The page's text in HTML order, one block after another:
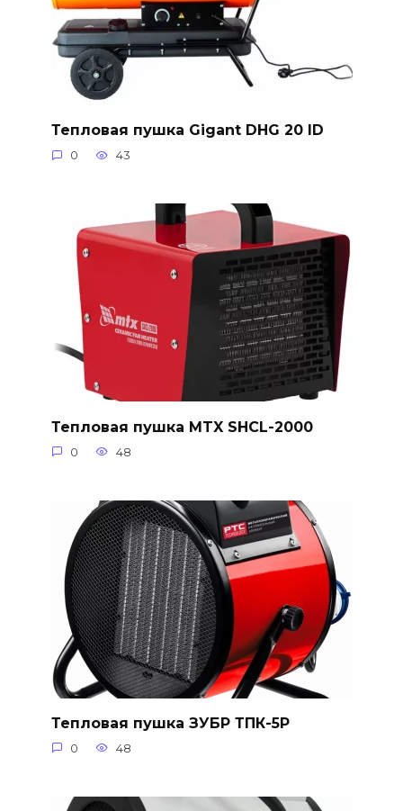
Тепловая пушка Gigant DHG 20 ID
0 43
Тепловая пушка MTX SHCL-2000
0 48
Тепловая пушка ЗУБР ТПК-5Р
0 48